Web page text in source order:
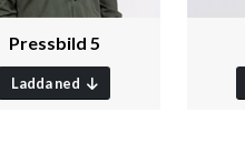
Pressbild 5
Ladda ned